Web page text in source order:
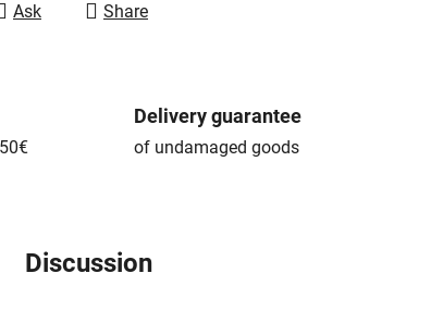
Ask Share
Delivery guarantee
of undamaged goods
Discussion